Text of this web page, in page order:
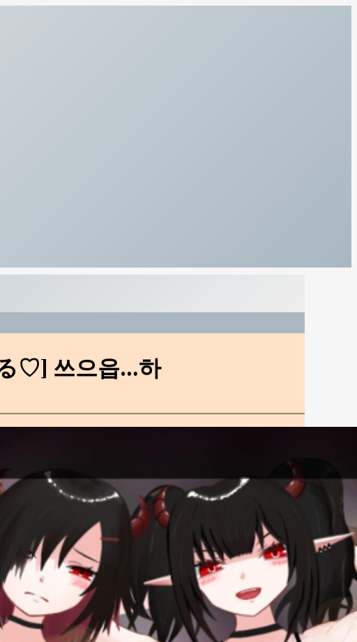
♡] 쓰으읍…하